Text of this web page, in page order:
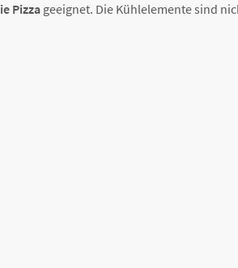
Pizza geeignet. Die Kühlelemente sind